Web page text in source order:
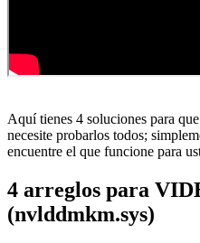
Aquí tienes 4 soluciones para
necesite probarlos todos;
encuentre el que funcione para
4 arreglos para
(nvlddmkm.sys)